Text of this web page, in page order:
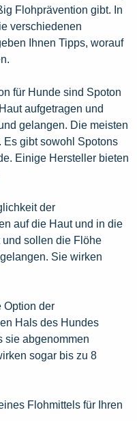
Flohprävention gibt. In
verschiedenen
Ihnen Tipps, worauf
für Hunde sind Spoton
aufgetragen und
gelangen. Die meisten
Es gibt sowohl Spotons
Einige Hersteller bieten
der
auf die Haut und in die
sollen die Flöhe
Sie wirken
Option der
Hals des Hundes
sie abgenommen
sogar bis zu 8
Flohmittels für Ihren